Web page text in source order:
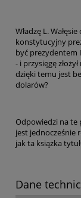
Władzę L.
konstytucyjny
być prezydentem II
- i przysięgę
dzięki temu jest
dolarów?
Odpowiedzi na te
jest jednocześnie
jak ta książka
Dane